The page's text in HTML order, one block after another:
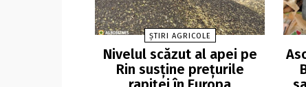
ȘTIRI AGRICOLE
Nivelul scăzut al apei pe
Rin susține prețurile